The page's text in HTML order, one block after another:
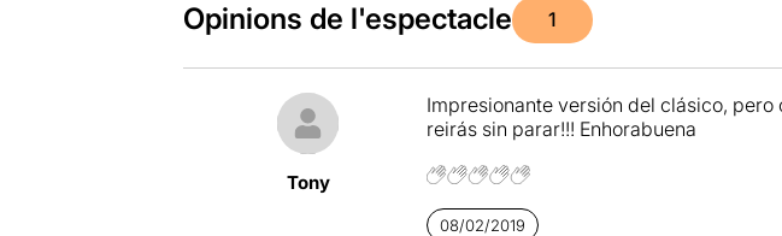
Opinions de l'espectacle 1
Tony
Impresionante versión del clásico,
reirás sin parar!!! Enhorabuena
08/02/2019